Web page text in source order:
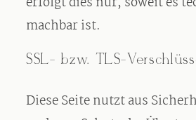
machbar ist.
SSL- bzw. TLS-
Diese Seite nutzt aus